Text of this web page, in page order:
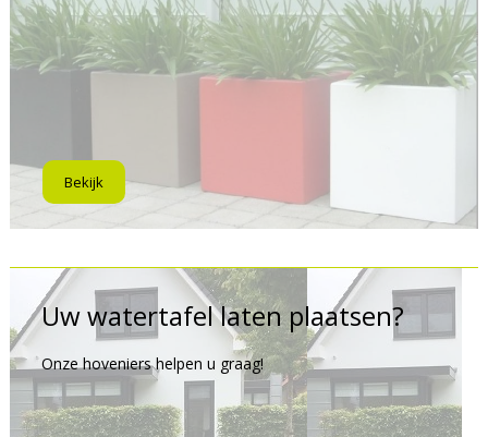
Bekijk
Uw watertafel laten plaatsen?
Onze hoveniers helpen u graag!